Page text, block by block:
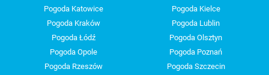
Pogoda Katowice
Pogoda Kielce
Pogoda Kraków
Pogoda Lublin
Pogoda Łódź
Pogoda Olsztyn
Pogoda Opole
Pogoda Poznań
Pogoda Rzeszów
Pogoda Szczecin